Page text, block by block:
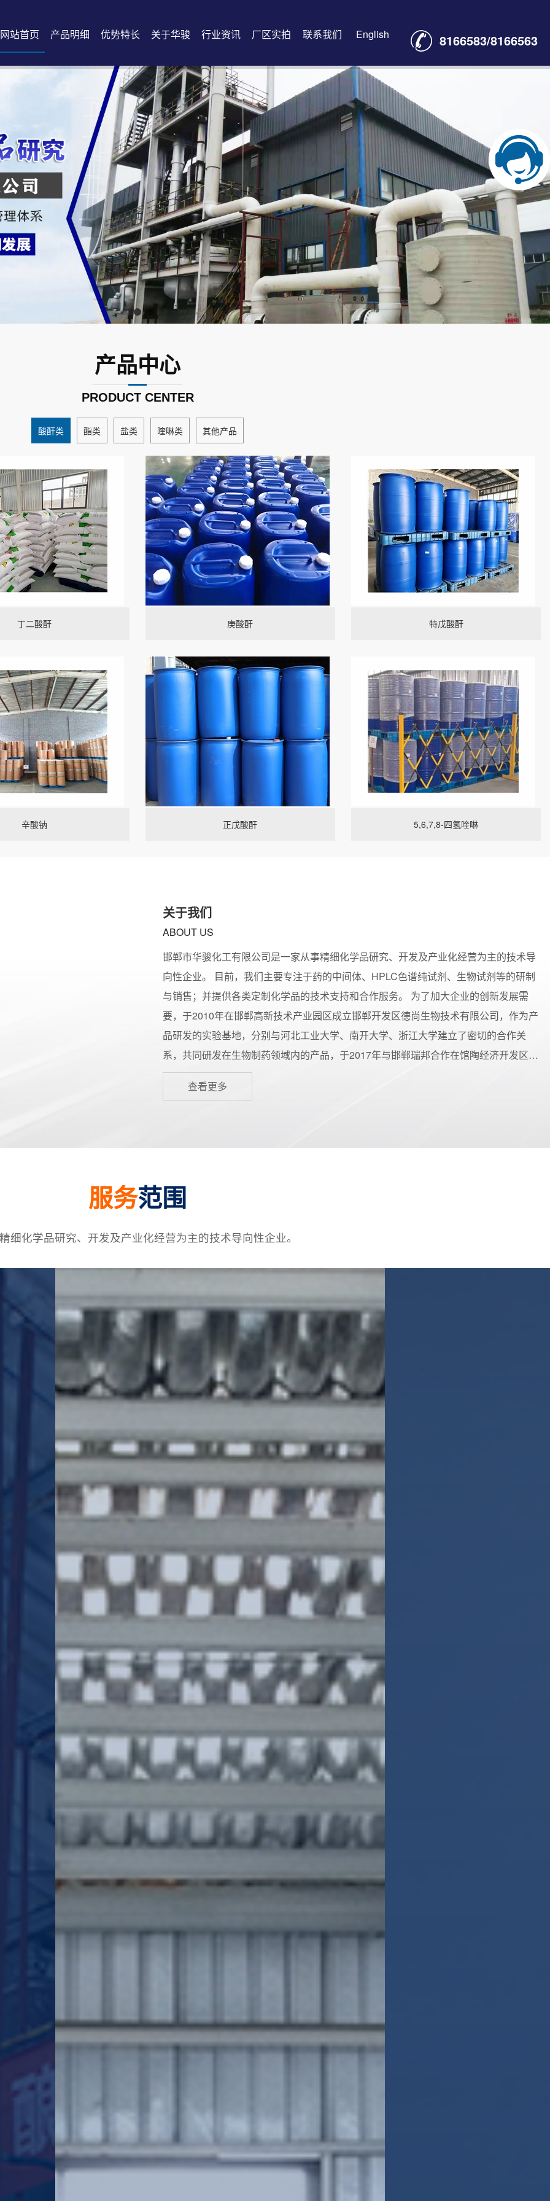
网站首页 产品明细 优势特长 关于华骏 行业资讯 厂区实拍 联系我们 English 8166583/8166563
产品中心
PRODUCT CENTER
酸酐类 酯类 盐类 喹啉类 其他产品
丁二酸酐 庚酸酐 特戊酸酐
辛酸钠 正戊酸酐 5,6,7,8-四氢喹啉
关于我们
ABOUT US
邯郸市华骏化工有限公司是一家从事精细化学品研究、开发及产业化经营为主的技术导
向性企业。 目前，我们主要专注于药的中间体、HPLC色谱纯试剂、生物试剂等的研制
与销售；并提供各类定制化学品的技术支持和合作服务。 为了加大企业的创新发展需
要，于2010年在邯郸高新技术产业园区成立邯郸开发区德尚生物技术有限公司，作为产
品研发的实验基地，分别与河北工业大学、南开大学、浙江大学建立了密切的合作关
系，共同研发在生物制药领域内的产品，于2017年与邯郸瑞邦合作在馆陶经济开发区
（省级化工园区）合作建厂，并于2018年8月顺利投产，为企业发展打下坚实的基础。
公司在上海、苏州拥有独立的合作实验室，研发能力强，技术力量优良；产品工艺设备
查看更多
服务范围
细化学品研究、开发及产业化经营为主的技术导向性企业。